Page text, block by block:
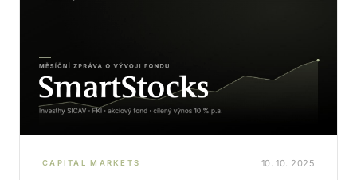
CAPITAL MARKETS 10. 10. 2025